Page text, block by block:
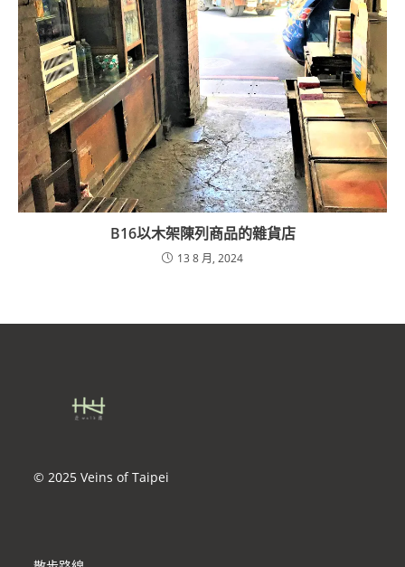
B16以木架陳列商品的雜貨店
13 8 月, 2024
© 2025 Veins of Taipei